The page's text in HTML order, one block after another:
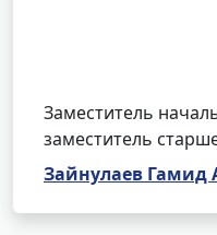
Заместитель
заместитель
Зайнулаев Гамид